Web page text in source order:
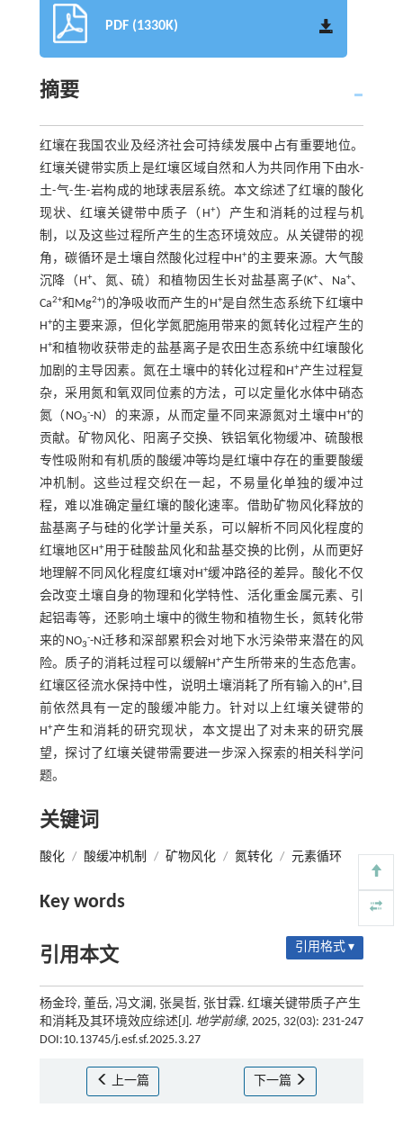
PDF (1330K)
摘要
红壤在我国农业及经济社会可持续发展中占有重要地位。
红壤关键带实质上是红壤区域自然和人为共同作用下由水-
土-气-生-岩构成的地球表层系统。本文综述了红壤的酸化
现状、红壤关键带中质子（H+）产生和消耗的过程与机
制，以及这些过程所产生的生态环境效应。从关键带的视
角，碳循环是土壤自然酸化过程中H+的主要来源。大气酸
沉降（H+、氮、硫）和植物因生长对盐基离子(K+、Na+、
Ca2+和Mg2+)的净吸收而产生的H+是自然生态系统下红壤中
H+的主要来源，但化学氮肥施用带来的氮转化过程产生的
H+和植物收获带走的盐基离子是农田生态系统中红壤酸化
加剧的主导因素。氮在土壤中的转化过程和H+产生过程复
杂，采用氮和氧双同位素的方法，可以定量化水体中硝态
氮（NO3
--N）的来源，从而定量不同来源氮对土壤中H+的
贡献。矿物风化、阳离子交换、铁铝氧化物缓冲、硫酸根
专性吸附和有机质的酸缓冲等均是红壤中存在的重要酸缓
冲机制。这些过程交织在一起，不易量化单独的缓冲过
程，难以准确定量红壤的酸化速率。借助矿物风化释放的
盐基离子与硅的化学计量关系，可以解析不同风化程度的
红壤地区H+用于硅酸盐风化和盐基交换的比例，从而更好
地理解不同风化程度红壤对H+缓冲路径的差异。酸化不仅
会改变土壤自身的物理和化学特性、活化重金属元素、引
起铝毒等，还影响土壤中的微生物和植物生长，氮转化带
来的NO3
--N迁移和深部累积会对地下水污染带来潜在的风
险。质子的消耗过程可以缓解H+产生所带来的生态危害。
红壤区径流水保持中性，说明土壤消耗了所有输入的H+,目
前依然具有一定的酸缓冲能力。针对以上红壤关键带的
H+产生和消耗的研究现状，本文提出了对未来的研究展
望，探讨了红壤关键带需要进一步深入探索的相关科学问
题。
关键词
酸化 / 酸缓冲机制 / 矿物风化 / 氮转化 / 元素循环
Key words
引用本文 引用格式 ▾
杨金玲, 董岳, 冯文澜, 张昊哲, 张甘霖. 红壤关键带质子产生
和消耗及其环境效应综述[J]. 地学前缘, 2025, 32(03): 231-247
DOI:10.13745/j.esf.sf.2025.3.27
上一篇 下一篇